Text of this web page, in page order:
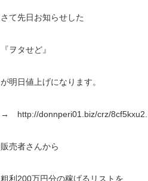
さて先日お知らせした
『ヲタせど』
が明日値上げになります。
→ http://donnperi01.biz/crz/
販売者さんから
粗利200万円分の稼げるリストを